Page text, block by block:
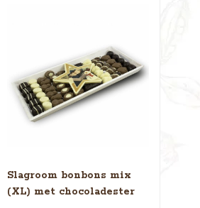
Slagroom bonbons mix
(XL) met chocoladester